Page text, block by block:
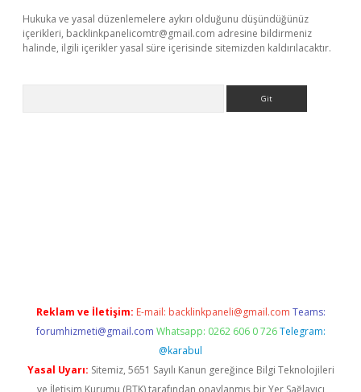
Hukuka ve yasal düzenlemelere aykırı olduğunu düşündüğünüz
içerikleri, backlinkpanelicomtr@gmail.com adresine bildirmeniz
halinde, ilgili içerikler yasal süre içerisinde sitemizden kaldırılacaktır.
Reklam ve İletişim: E-mail: backlinkpaneli@gmail.com Teams:
forumhizmeti@gmail.com Whatsapp: 0262 606 0 726 Telegram:
@karabul
Yasal Uyarı: Sitemiz, 5651 Sayılı Kanun gereğince Bilgi Teknolojileri
ve İletişim Kurumu (BTK) tarafından onaylanmış bir Yer Sağlayıcı